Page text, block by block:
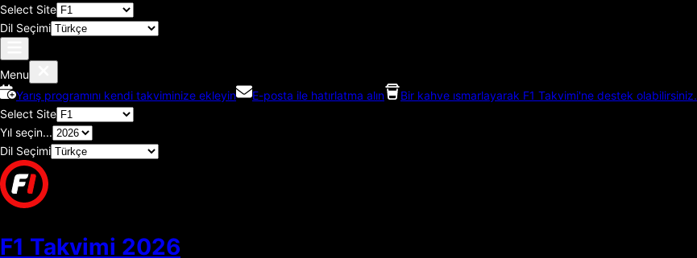
Select Site
Dil Seçimi
Menu
Yarış programını kendi takviminize ekleyin
E-posta ile hatırlatma alın
Bir kahve ısmarlayarak F1 Takvimi'ne destek olabilirsiniz.
Select Site
Yıl seçin...
Dil Seçimi
F1 Takvimi 2026